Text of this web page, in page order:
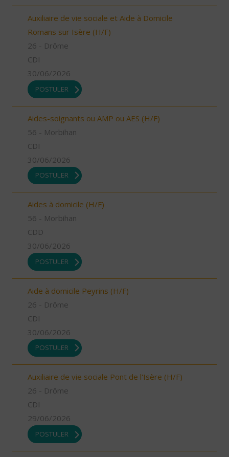
Auxiliaire de vie sociale et Aide à Domicile
Romans sur Isère (H/F)
26 - Drôme
CDI
30/06/2026
POSTULER
Aides-soignants ou AMP ou AES (H/F)
56 - Morbihan
CDI
30/06/2026
POSTULER
Aides à domicile (H/F)
56 - Morbihan
CDD
30/06/2026
POSTULER
Aide à domicile Peyrins (H/F)
26 - Drôme
CDI
30/06/2026
POSTULER
Auxiliaire de vie sociale Pont de l'Isère (H/F)
26 - Drôme
CDI
29/06/2026
POSTULER